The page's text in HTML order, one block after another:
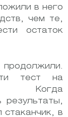
в него
чем те,
остаток
тест на
Когда
результаты,
стаканчик, в